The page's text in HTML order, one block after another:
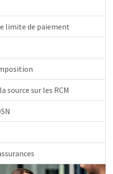
limite de paiement
source sur les RCM